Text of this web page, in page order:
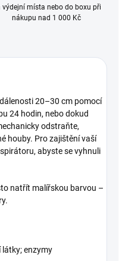
výdejní místa nebo do boxu při
nákupu nad 1 000 Kč
20–30 cm pomocí
24 hodin, nebo dokud
odstraňte,
houby. Pro zajištění vaší
abyste se vyhnuli
natřít malířskou barvou –
látky; enzymy